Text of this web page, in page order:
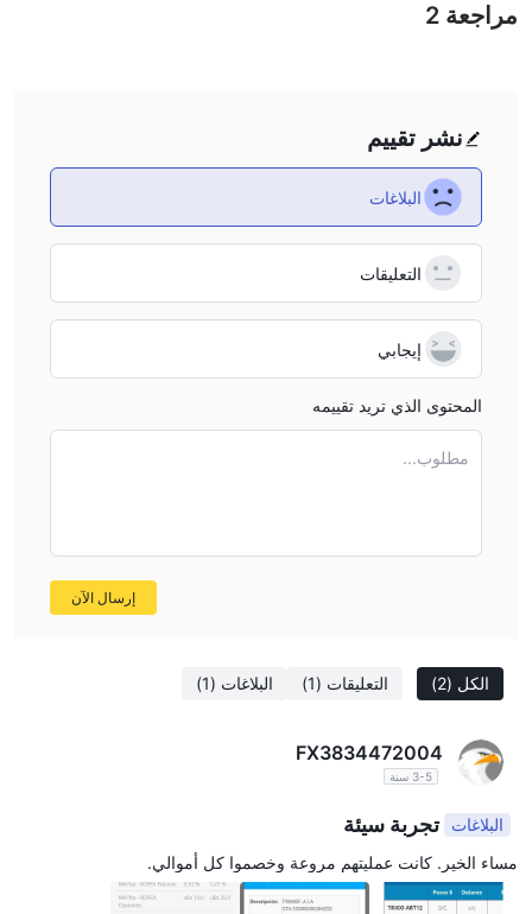
الكل (2) التعليقات (1) البلاغات (1)
FX3834472004
3-5 سنة
البلاغات تجربة سيئة
مساء الخير. كانت عمليتهم مروعة وخصموا كل أموالي.
نشر تقييم
البلاغات
التعليقات
إيجابي
المحتوى الذي تريد تقييمه
مطلوب...
إرسال الآن
مراجعة